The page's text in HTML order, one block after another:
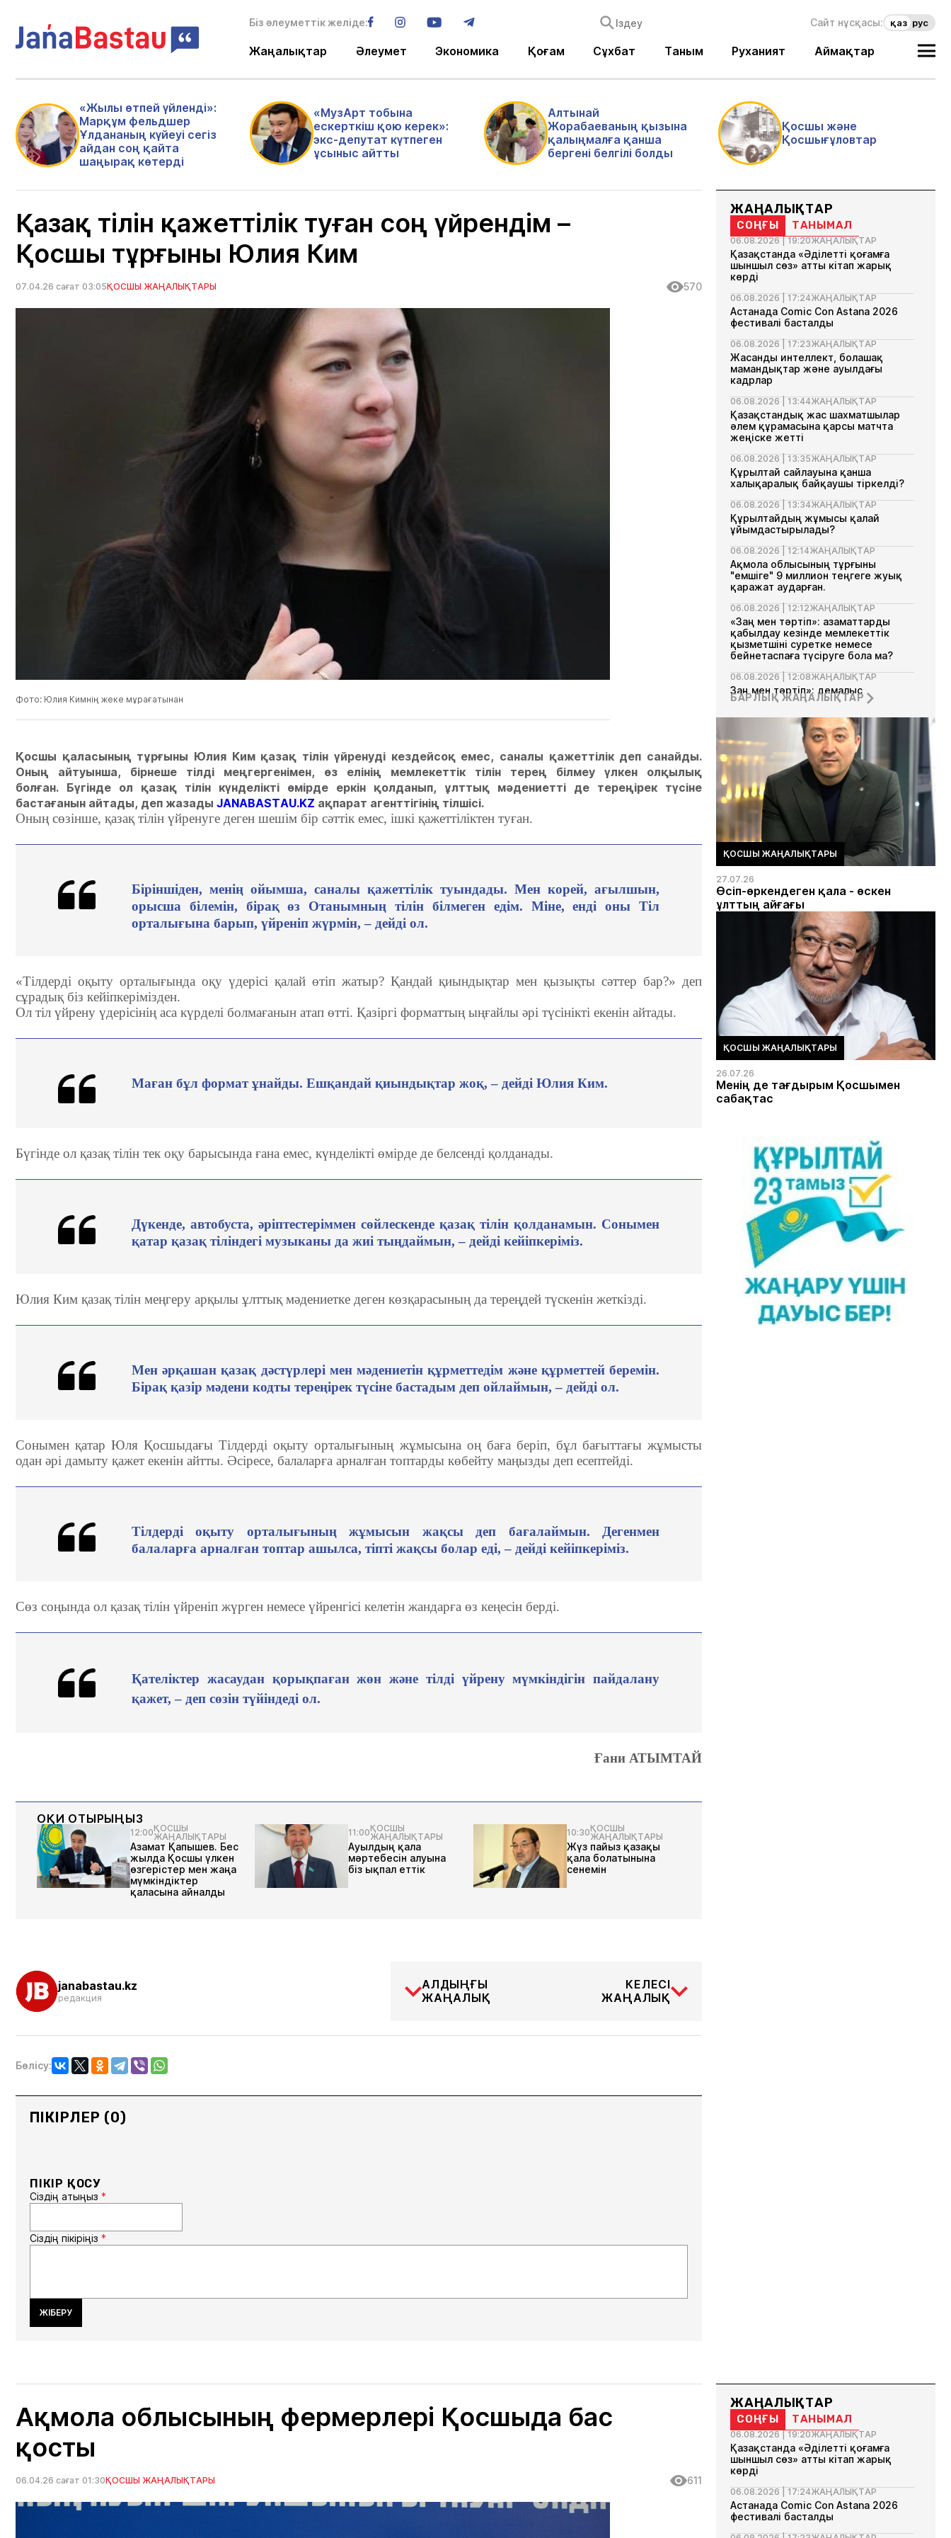
Біз әлеуметтік желіде: Сайт нұсқасы: қаз рус
Жаңалықтар Әлеумет Экономика Қоғам Сұхбат Таным Руханият Аймақтар
«Жылы өтпей үйленді»:
Марқұм фельдшер
Ұлдананың күйеуі сегіз
айдан соң қайта
шаңырақ көтерді
«МузАрт тобына
ескерткіш қою керек»:
экс-депутат күтпеген
ұсыныс айтты
Алтынай
Жорабаеваның қызына
қалыңмалға қанша
бергені белгілі болды
Қосшы және
Қосшығұловтар
Қазақ тілін қажеттілік туған соң үйрендім –
Қосшы тұрғыны Юлия Ким
07.04.26 сағат 03:05ҚОСШЫ ЖАҢАЛЫҚТАРЫ 570
Фото: Юлия Кимнің жеке мұрағатынан
Қосшы қаласының тұрғыны Юлия Ким қазақ тілін үйренуді кездейсоқ емес, саналы қажеттілік деп санайды.
Оның айтуынша, бірнеше тілді меңгергенімен, өз елінің мемлекеттік тілін терең білмеу үлкен олқылық
болған. Бүгінде ол қазақ тілін күнделікті өмірде еркін қолданып, ұлттық мәдениетті де тереңірек түсіне
бастағанын айтады, деп жазады JANABASTAU.KZ ақпарат агенттігінің тілшісі.
Оның сөзінше, қазақ тілін үйренуге деген шешім бір сәттік емес, ішкі қажеттіліктен туған.
Біріншіден, менің ойымша, саналы қажеттілік туындады. Мен корей, ағылшын,
орысша білемін, бірақ өз Отанымның тілін білмеген едім. Міне, енді оны Тіл
орталығына барып, үйреніп жүрмін, – дейді ол.
«Тілдерді оқыту орталығында оқу үдерісі қалай өтіп жатыр? Қандай қиындықтар мен қызықты сәттер бар?» деп
сұрадық біз кейіпкерімізден.
Ол тіл үйрену үдерісінің аса күрделі болмағанын атап өтті. Қазіргі форматтың ыңғайлы әрі түсінікті екенін айтады.
Маған бұл формат ұнайды. Ешқандай қиындықтар жоқ, – дейді Юлия Ким.
Бүгінде ол қазақ тілін тек оқу барысында ғана емес, күнделікті өмірде де белсенді қолданады.
Дүкенде, автобуста, әріптестеріммен сөйлескенде қазақ тілін қолданамын. Сонымен
қатар қазақ тіліндегі музыканы да жиі тыңдаймын, – дейді кейіпкеріміз.
Юлия Ким қазақ тілін меңгеру арқылы ұлттық мәдениетке деген көзқарасының да тереңдей түскенін жеткізді.
Мен әрқашан қазақ дәстүрлері мен мәдениетін құрметтедім және құрметтей беремін.
Бірақ қазір мәдени кодты тереңірек түсіне бастадым деп ойлаймын, – дейді ол.
Сонымен қатар Юля Қосшыдағы Тілдерді оқыту орталығының жұмысына оң баға беріп, бұл бағыттағы жұмысты
одан әрі дамыту қажет екенін айтты. Әсіресе, балаларға арналған топтарды көбейту маңызды деп есептейді.
Тілдерді оқыту орталығының жұмысын жақсы деп бағалаймын. Дегенмен
балаларға арналған топтар ашылса, тіпті жақсы болар еді, – дейді кейіпкеріміз.
Сөз соңында ол қазақ тілін үйреніп жүрген немесе үйренгісі келетін жандарға өз кеңесін берді.
Қателіктер жасаудан қорықпаған жөн және тілді үйрену мүмкіндігін пайдалану
қажет, – деп сөзін түйіндеді ол.
Ғани АТЫМТАЙ
ОҚИ ОТЫРЫҢЫЗ
12:00ҚОСШЫ
ЖАҢАЛЫҚТАРЫ
Азамат Қапышев. Бес
жылда Қосшы үлкен
өзгерістер мен жаңа
мүмкіндіктер
қаласына айналды
11:00ҚОСШЫ
ЖАҢАЛЫҚТАРЫ
Ауылдың қала
мәртебесін алуына
біз ықпал еттік
10:30ҚОСШЫ
ЖАҢАЛЫҚТАРЫ
Жүз пайыз қазақы
қала болатынына
сенемін
janabastau.kz
редакция
АЛДЫҢҒЫ
ЖАҢАЛЫҚ
КЕЛЕСІ
ЖАҢАЛЫҚ
Бөлісу:
ПІКІРЛЕР (0)
ПІКІР ҚОСУ
Сіздің атыңыз *
Сіздің пікіріңіз *
ЖІБЕРУ
ЖАҢАЛЫҚТАР
СОҢҒЫ ТАНЫМАЛ
06.08.2026 | 19:20ЖАҢАЛЫҚТАР
Қазақстанда «Әділетті қоғамға
шыншыл сөз» атты кітап жарық
көрді
06.08.2026 | 17:24ЖАҢАЛЫҚТАР
Астанада Comic Con Astana 2026
фестивалі басталды
06.08.2026 | 17:23ЖАҢАЛЫҚТАР
Жасанды интеллект, болашақ
мамандықтар және ауылдағы
кадрлар
06.08.2026 | 13:44ЖАҢАЛЫҚТАР
Қазақстандық жас шахматшылар
әлем құрамасына қарсы матчта
жеңіске жетті
06.08.2026 | 13:35ЖАҢАЛЫҚТАР
Құрылтай сайлауына қанша
халықаралық байқаушы тіркелді?
06.08.2026 | 13:34ЖАҢАЛЫҚТАР
Құрылтайдың жұмысы қалай
ұйымдастырылады?
06.08.2026 | 12:14ЖАҢАЛЫҚТАР
Ақмола облысының тұрғыны
"емшіге" 9 миллион теңгеге жуық
қаражат аударған.
06.08.2026 | 12:12ЖАҢАЛЫҚТАР
«Заң мен тәртіп»: азаматтарды
қабылдау кезінде мемлекеттік
қызметшіні суретке немесе
бейнетаспаға түсіруге бола ма?
06.08.2026 | 12:08ЖАҢАЛЫҚТАР
Заң мен тәртіп»: демалыс
орындарында қоғамдық тәртіпті
жауапкершілік қарастырылған?
05.08.2026 | 19:39ЖАҢАЛЫҚТАР
Ақмола облысының прокуратурасы
«Құқықтық тәртіп әліппесі»
акциясын өткізді
БАРЛЫҚ ЖАҢАЛЫҚТАР
ҚОСШЫ ЖАҢАЛЫҚТАРЫ
27.07.26
Өсіп-өркендеген қала - өскен
ұлттың айғағы
ҚОСШЫ ЖАҢАЛЫҚТАРЫ
26.07.26
Менің де тағдырым Қосшымен
сабақтас
Ақмола облысының фермерлері Қосшыда бас
қосты
06.04.26 сағат 01:30ҚОСШЫ ЖАҢАЛЫҚТАРЫ 611
ЖАҢАЛЫҚТАР
СОҢҒЫ ТАНЫМАЛ
06.08.2026 | 19:20ЖАҢАЛЫҚТАР
Қазақстанда «Әділетті қоғамға
шыншыл сөз» атты кітап жарық
көрді
06.08.2026 | 17:24ЖАҢАЛЫҚТАР
Астанада Comic Con Astana 2026
фестивалі басталды